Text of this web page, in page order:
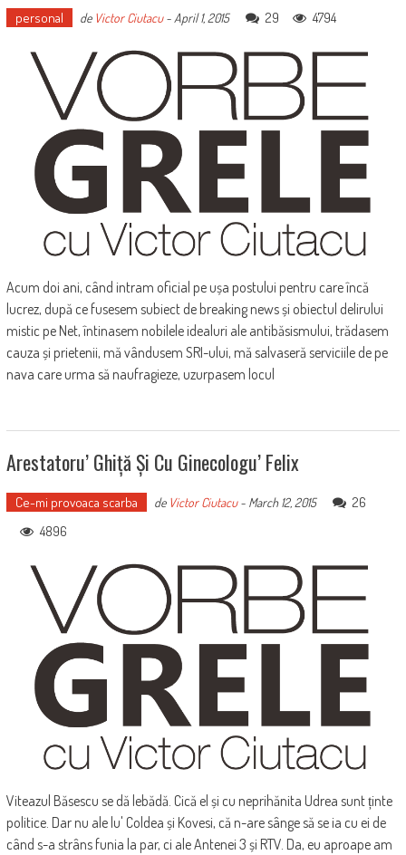
personal de Victor Ciutacu-April 1, 2015 29 4794
Acum doi ani, când intram oficial pe ușa postului pentru care încă
lucrez, după ce fusesem subiect de breaking news și obiectul delirului
mistic pe Net, întinasem nobilele idealuri ale antibăsismului, trădasem
cauza și prietenii, mă vândusem SRI-ului, mă salvaseră serviciile de pe
nava care urma să naufragieze, uzurpasem locul
Arestatoru’ Ghiță Și Cu Ginecologu’ Felix
Ce-mi provoaca scarba de Victor Ciutacu- March 12, 2015
26
4896
Viteazul Băsescu se dă lebădă. Cică el și cu neprihănita Udrea sunt ținte
politice. Dar nu ale lu' Coldea și Kovesi, că n-are sânge să se ia cu ei de
când s-a strâns funia la par, ci ale Antenei 3 și RTV. Da, eu aproape am